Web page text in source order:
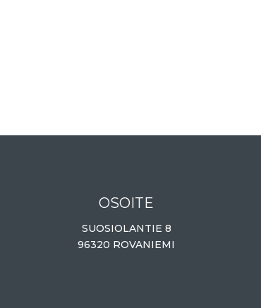
OSOITE
SUOSIOLANTIE 8
96320 ROVANIEMI